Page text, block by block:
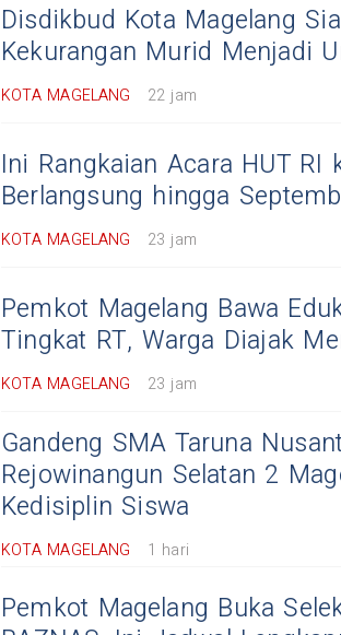
Disdikbud Kota Magelang
Kekurangan Murid Menjadi
KOTA MAGELANG 22 jam
Ini Rangkaian Acara HUT RI
Berlangsung hingga
KOTA MAGELANG 23 jam
Pemkot Magelang Bawa
Tingkat RT, Warga Diajak
KOTA MAGELANG 23 jam
Gandeng SMA Taruna
Rejowinangun Selatan 2
Kedisiplin Siswa
KOTA MAGELANG 1 hari
Pemkot Magelang Buka